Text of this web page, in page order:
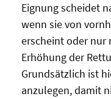
Eignung scheidet
wenn sie von
erscheint oder nur
Erhöhung der
Grundsätzlich ist
anzulegen, damit